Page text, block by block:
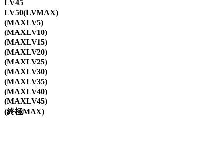
LV45
LV50(LVMAX)
(MAXLV5)
(MAXLV10)
(MAXLV15)
(MAXLV20)
(MAXLV25)
(MAXLV30)
(MAXLV35)
(MAXLV40)
(MAXLV45)
(終極MAX)